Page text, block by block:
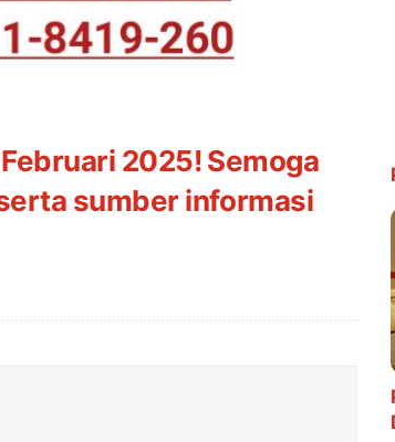
2025! Semoga
sumber informasi